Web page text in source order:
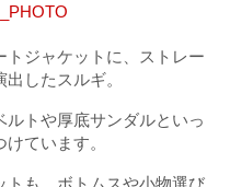
トジャケットに、ストレー
したスルギ。
トや厚底サンダルといっ
ています。
トも、ボトムスや小物選び